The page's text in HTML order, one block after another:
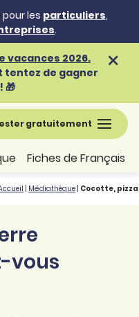
pour les particuliers,
.
vacances 2026.
tentez de gagner
🎁
gratuitement
Fiches de Français
Médiathèque Cocotte,
vous